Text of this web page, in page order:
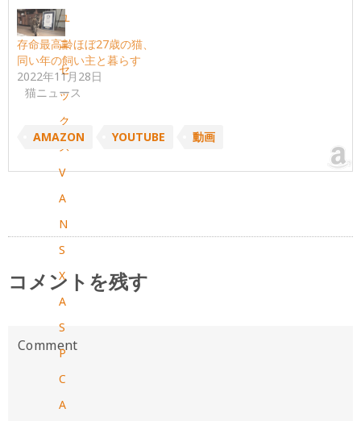
ユ
ニ
セ
ッ
ク
ス
V
A
N
S
X
A
S
P
C
A
存命最高齢ほぼ27歳の猫、
同い年の飼い主と暮らす
2022年11月28日
猫ニュース
AMAZON YOUTUBE 動画
コメントを残す